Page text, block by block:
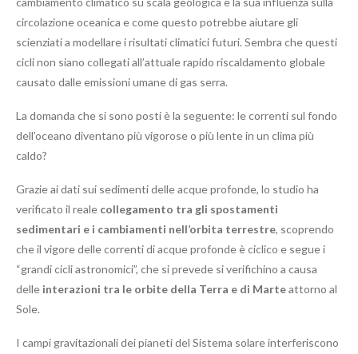
circolazione oceanica e come questo potrebbe aiutare gli
scienziati a modellare i risultati climatici futuri. Sembra che questi
cicli non siano collegati all’attuale rapido riscaldamento globale
causato dalle emissioni umane di gas serra.
La domanda che si sono posti è la seguente: le correnti sul fondo
dell’oceano diventano più vigorose o più lente in un clima più
caldo?
Grazie ai dati sui sedimenti delle acque profonde, lo studio ha
verificato il reale collegamento tra gli spostamenti
sedimentari e i cambiamenti nell’orbita terrestre, scoprendo
che il vigore delle correnti di acque profonde è ciclico e segue i
“grandi cicli astronomici”, che si prevede si verifichino a causa
delle interazioni tra le orbite della Terra e di Marteattorno al
Sole.
I campi gravitazionali dei pianeti del Sistema solare interferiscono